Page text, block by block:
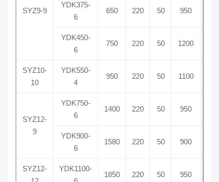
SYZ9-9
YDK375-
6
650 220 50 950
YDK450-
6
750 220 50 1200
SYZ10-
10
YDK550-
4
950 220 50 1100
SYZ12-
9
YDK750-
6
1400 220 50 950
YDK900-
6
1580 220 50 900
SYZ12-
YDK1100-
1850 220 50 950